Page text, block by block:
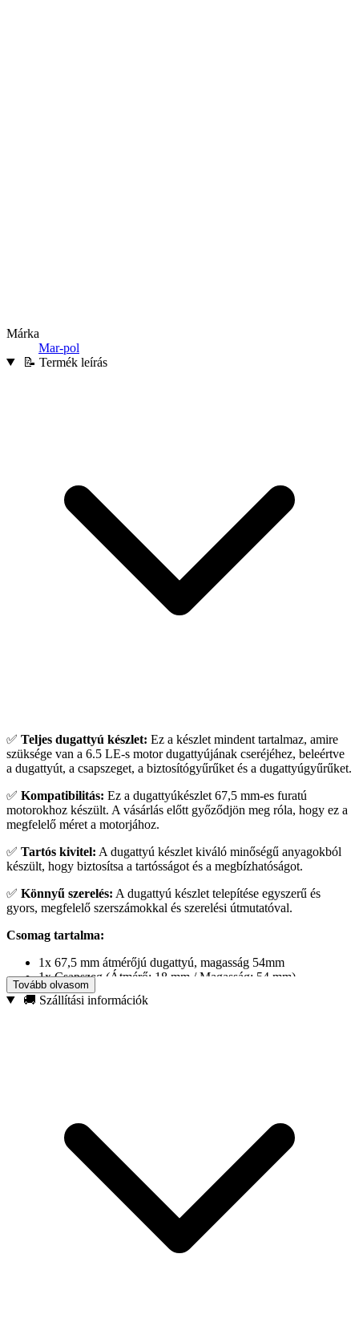
Márka
Mar-pol
📝 Termék leírás
✅ Teljes dugattyú készlet: Ez a készlet mindent tartalmaz, amire
szüksége van a 6.5 LE-s motor dugattyújának cseréjéhez, beleértve
a dugattyút, a csapszeget, a biztosítógyűrűket és a dugattyúgyűrűket.
✅ Kompatibilitás: Ez a dugattyúkészlet 67,5 mm-es furatú
motorokhoz készült. A vásárlás előtt győződjön meg róla, hogy ez a
megfelelő méret a motorjához.
✅ Tartós kivitel: A dugattyú készlet kiváló minőségű anyagokból
készült, hogy biztosítsa a tartósságot és a megbízhatóságot.
✅ Könnyű szerelés: A dugattyú készlet telepítése egyszerű és
gyors, megfelelő szerszámokkal és szerelési útmutatóval.
Csomag tartalma:
1x 67,5 mm átmérőjú dugattyú, magasság 54mm
1x Csapszeg (Átmérő: 18 mm / Magasság: 54 mm)
2x Biztosítógyűrű
5x Dugattyúgyűrű
Tovább olvasom
🚚 Szállítási információk